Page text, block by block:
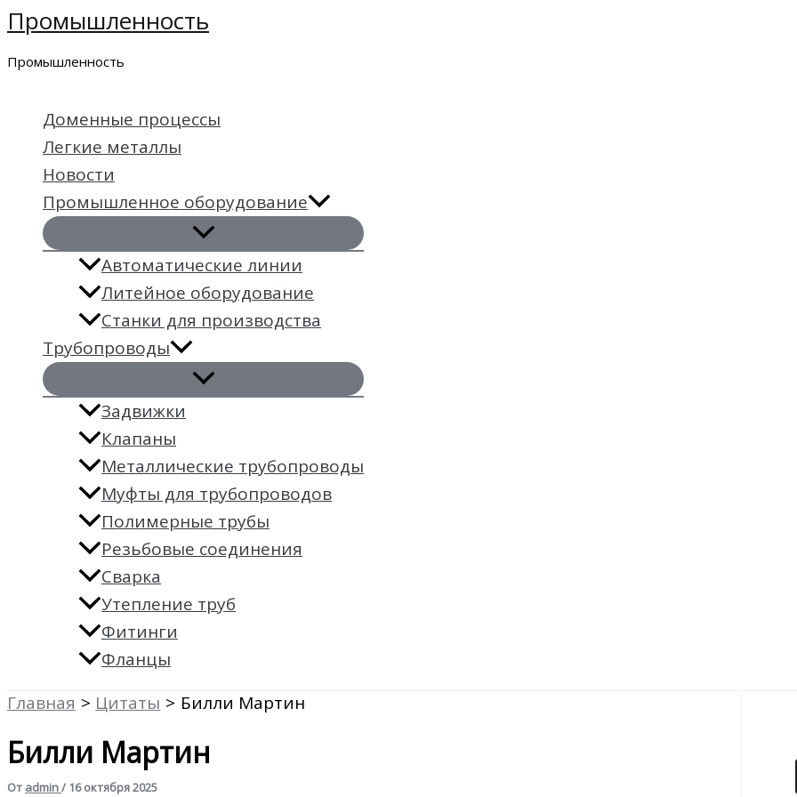
Перейти
содержимому
Промышленность
Промышленность
Доменные процессы
Легкие металлы
Новости
Промышленное оборудование
Автоматические линии
Литейное оборудование
Станки для производства
Трубопроводы
Задвижки
Клапаны
Металлические трубопроводы
Муфты для трубопроводов
Полимерные трубы
Резьбовые соединения
Сварка
Утепление труб
Фитинги
Фланцы
Главная
Цитаты Билли Мартин
Билли Мартин
От admin/ 16 октября 2025